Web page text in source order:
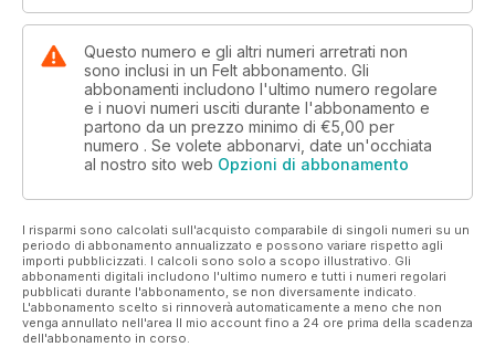
Questo numero e gli altri numeri arretrati non
sono inclusi in un Felt abbonamento. Gli
abbonamenti includono l'ultimo numero regolare
e i nuovi numeri usciti durante l'abbonamento e
partono da un prezzo minimo di €5,00 per
numero . Se volete abbonarvi, date un'occhiata
al nostro sito web Opzioni di abbonamento
I risparmi sono calcolati sull'acquisto comparabile di singoli numeri su un
periodo di abbonamento annualizzato e possono variare rispetto agli
importi pubblicizzati. I calcoli sono solo a scopo illustrativo. Gli
abbonamenti digitali includono l'ultimo numero e tutti i numeri regolari
pubblicati durante l'abbonamento, se non diversamente indicato.
L'abbonamento scelto si rinnoverà automaticamente a meno che non
venga annullato nell'area Il mio account fino a 24 ore prima della scadenza
dell'abbonamento in corso.